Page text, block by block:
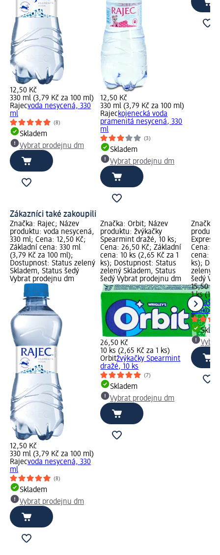
12,50 Kč
330 ml (3,79 Kč za 100 ml)
Rajecvoda nesycená, 330
ml
(8)
Skladem
Vybrat prodejnu dm
12,50 Kč
330 ml (3,79 Kč za 100 ml)
Rajeckojenecká voda
pramenitá nesycená, 330
ml
(3)
Skladem
Vybrat prodejnu dm
Zákazníci také zakoupili
Značka: Rajec; Název
produktu: voda nesycená,
330 ml; Cena: 12,50 Kč;
Základní cena: 330 ml
(3,79 Kč za 100 ml);
Dostupnost: Status zelený
Skladem, Status šedý
Vybrat prodejnu dm
12,50 Kč
330 ml (3,79 Kč za 100 ml)
Rajecvoda nesycená, 330
ml
(8)
Skladem
Vybrat prodejnu dm
Značka: Orbit; Název
produktu: žvýkačky
Spearmint dražé, 10 ks;
Cena: 26,50 Kč; Základní
cena: 10 ks (2,65 Kč za 1
ks); Dostupnost: Status
zelený Skladem, Status
šedý Vybrat prodejnu dm
26,50 Kč
10 ks (2,65 Kč za 1 ks)
Orbitžvýkačky Spearmint
dražé, 10 ks
(7)
Skladem
Vybrat prodejnu dm
Značka:
Cena:
cena: 1
ks);
zelený
šedý
15,50 Kč
1 ks
dm
velikost